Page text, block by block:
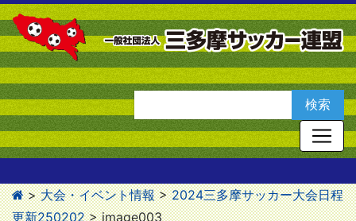
>大会・イベント情報>2024三多摩サッカー大会日程
更新250202>image003